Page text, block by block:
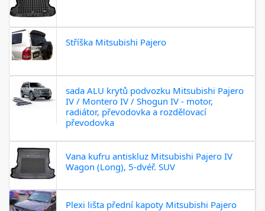
Stříška Mitsubishi Pajero
sada ALU krytů podvozku Mitsubishi Pajero
IV / Montero IV / Shogun IV - motor,
radiátor, převodovka a rozdělovací
převodovka
Vana kufru antiskluz Mitsubishi Pajero IV
Wagon (Long), 5-dvéř. SUV
Plexi lišta přední kapoty Mitsubishi Pajero